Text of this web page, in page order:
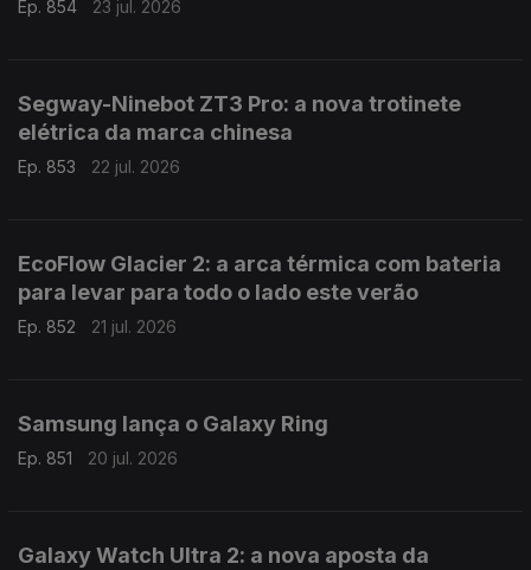
Ep. 854 23 jul. 2026
Segway-Ninebot ZT3 Pro: a nova trotinete
elétrica da marca chinesa
Ep. 853 22 jul. 2026
EcoFlow Glacier 2: a arca térmica com bateria
para levar para todo o lado este verão
Ep. 852 21 jul. 2026
Samsung lança o Galaxy Ring
Ep. 851 20 jul. 2026
Galaxy Watch Ultra 2: a nova aposta da